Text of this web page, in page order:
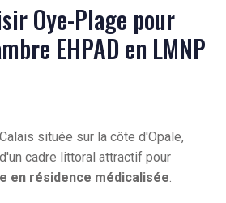
Oye-Plage pour
EHPAD en LMNP
située sur la côte d'Opale,
cadre littoral attractif pour
en résidence médicalisée.